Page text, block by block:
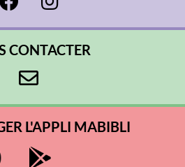
CONTACTER
L'APPLI MABIBLI